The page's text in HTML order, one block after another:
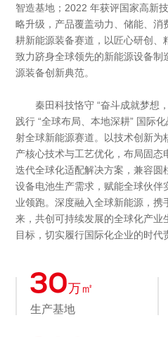
智造基地；2022 年获评国家高新
略升级，产品覆盖动力、储能、消
耕新能源装备赛道，以匠心研创、
致力跻身全球领先的新能源设备制
源装备创新典范。
秦田科技恪守 “奋斗成就梦想，
践行 “全球布局、本地深耕” 国际
射全球新能源赛道。以技术创新为
产核心技术与工艺优化，布局固
迭代全球化适配解决方案，兼容圆
设备电池生产需求，赋能全球伙伴
业领跑。深度融入全球新能源，携
来，共创可持续发展的全球化产业
目标，切实履行国际化企业的时代
30万㎡
生产基地